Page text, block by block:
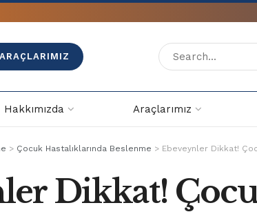
ARAÇLARIMIZ
Hakkımızda Araçlarımız
> Çocuk Hastalıklarında Beslenme > Ebeveynler Dikkat!
Dikkat!